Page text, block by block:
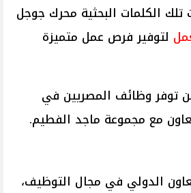
الكلمات البحثية محرك جوجل
لتوفير فرص عمل متميزة
توفر وظائف المصريين في
الدولي في مجال التوظيف،